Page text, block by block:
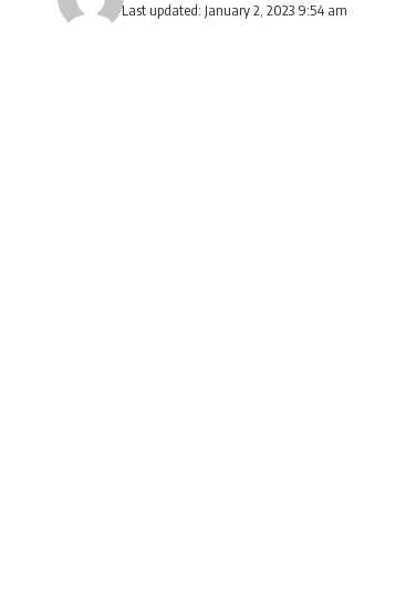
Last updated: January 2, 2023 9:54 am